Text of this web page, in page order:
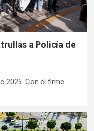
a Policía de
2026. Con el firme